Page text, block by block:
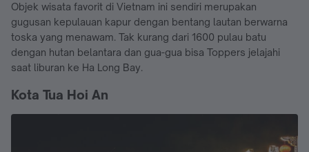
Objek wisata favorit di Vietnam ini sendiri merupakan
gugusan kepulauan kapur dengan bentang lautan berwarna
toska yang menawam. Tak kurang dari 1600 pulau batu
dengan hutan belantara dan gua-gua bisa Toppers jelajahi
saat liburan ke Ha Long Bay.
Kota Tua Hoi An